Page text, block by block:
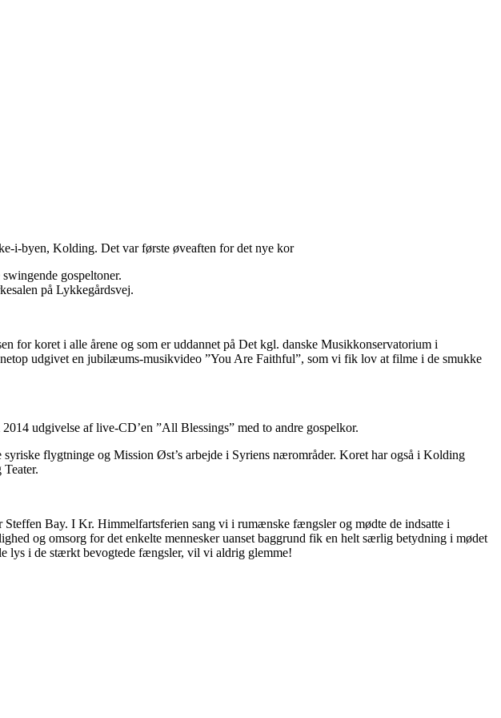
i-byen, Kolding. Det var første øveaften for det nye kor
gospeltoner.
på Lykkegårdsvej.
for koret i alle årene og som er uddannet på Det kgl. danske Musikkonservatorium i
udgivet en jubilæums-musikvideo ”You Are Faithful”, som vi fik lov at filme i de smukke
udgivelse af live-CD’en ”All Blessings” med to andre gospelkor.
flygtninge og Mission Øst’s arbejde i Syriens nærområder. Koret har også i Kolding
Bay. I Kr. Himmelfartsferien sang vi i rumænske fængsler og mødte de indsatte i
og omsorg for det enkelte mennesker uanset baggrund fik en helt særlig betydning i mødet
lys i de stærkt bevogtede fængsler, vil vi aldrig glemme!